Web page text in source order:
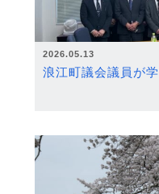
2026.05.13
浪江町議会議員が